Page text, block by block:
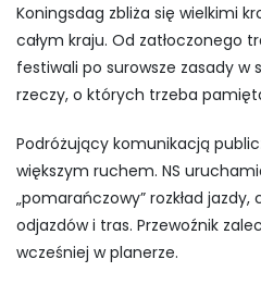
Koningsdag zbliża się wielkimi
całym kraju. Od zatłoczonego
festiwali po surowsze zasady
rzeczy, o których trzeba
Podróżujący komunikacją
większym ruchem. NS
„pomarańczowy” rozkład
odjazdów i tras. Przewoźnik
wcześniej w planerze.